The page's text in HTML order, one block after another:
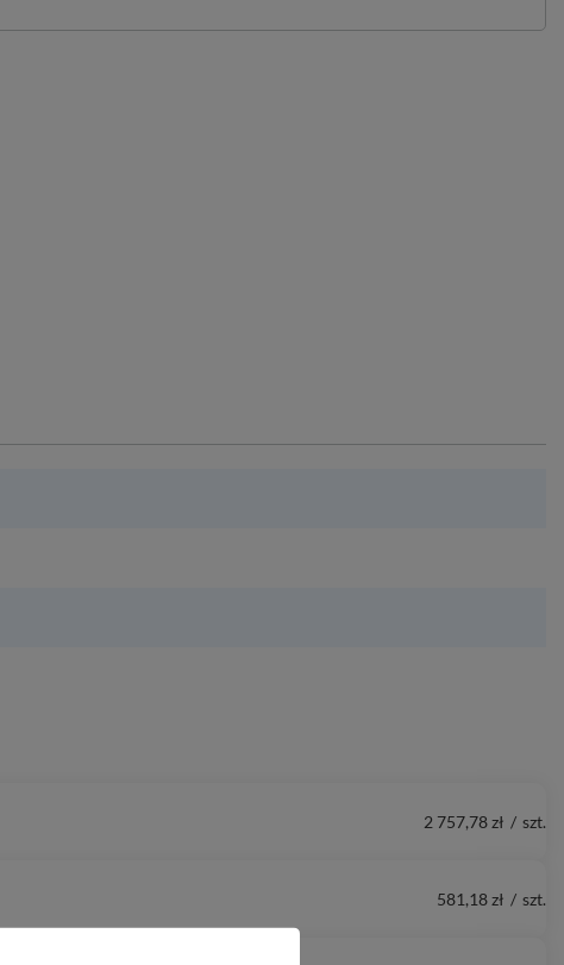
2 757,78 zł / szt.
581,18 zł / szt.